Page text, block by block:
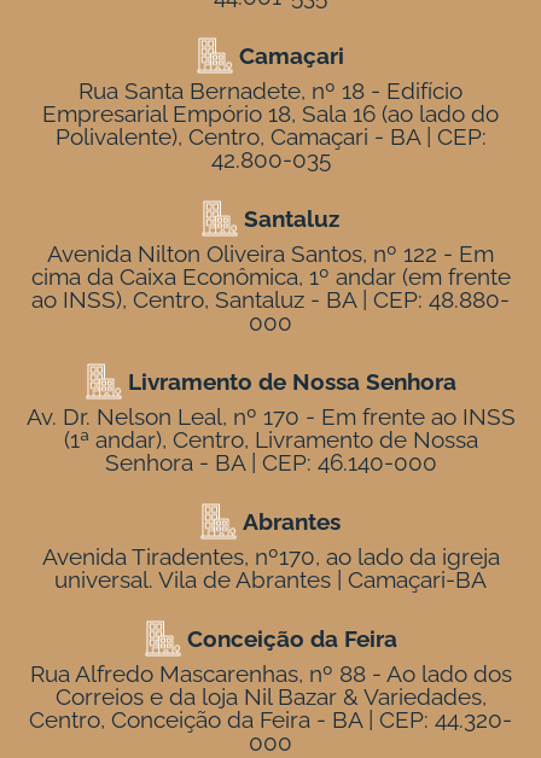
Camaçari
Rua Santa Bernadete, nº 18 - Edifício
Empresarial Empório 18, Sala 16 (ao lado do
Polivalente), Centro, Camaçari - BA | CEP:
42.800-035
Santaluz
Avenida Nilton Oliveira Santos, nº 122 - Em
cima da Caixa Econômica, 1º andar (em frente
ao INSS), Centro, Santaluz - BA | CEP: 48.880-
000
Livramento de Nossa Senhora
Av. Dr. Nelson Leal, nº 170 - Em frente ao INSS
(1ª andar), Centro, Livramento de Nossa
Senhora - BA | CEP: 46.140-000
Abrantes
Avenida Tiradentes, nº170, ao lado da igreja
universal. Vila de Abrantes | Camaçari-BA
Conceição da Feira
Rua Alfredo Mascarenhas, nº 88 - Ao lado dos
Correios e da loja Nil Bazar & Variedades,
Centro, Conceição da Feira - BA | CEP: 44.320-
000